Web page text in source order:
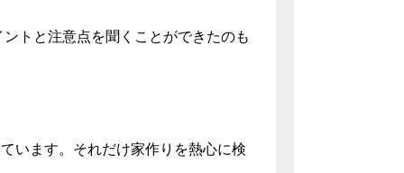
トと注意点を聞くことができたのも
います。それだけ家作りを熱心に検